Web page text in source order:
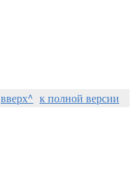
вверх^ к полной версии